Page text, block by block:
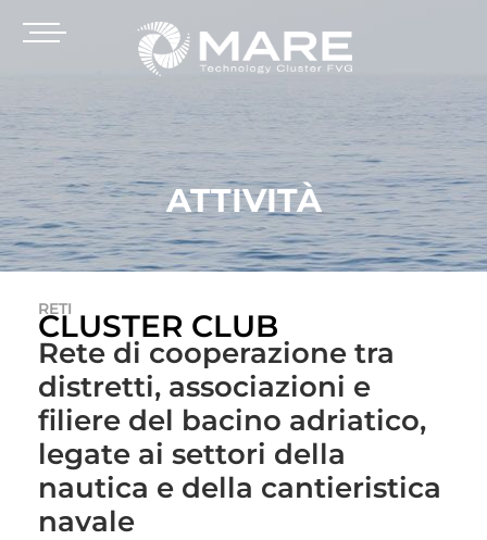
ATTIVITÀ
RETI
CLUSTER CLUB
Rete di cooperazione tra
distretti, associazioni e
filiere del bacino adriatico,
legate ai settori della
nautica e della cantieristica
navale